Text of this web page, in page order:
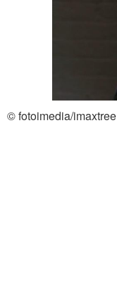
© fotoimedia/imaxtree